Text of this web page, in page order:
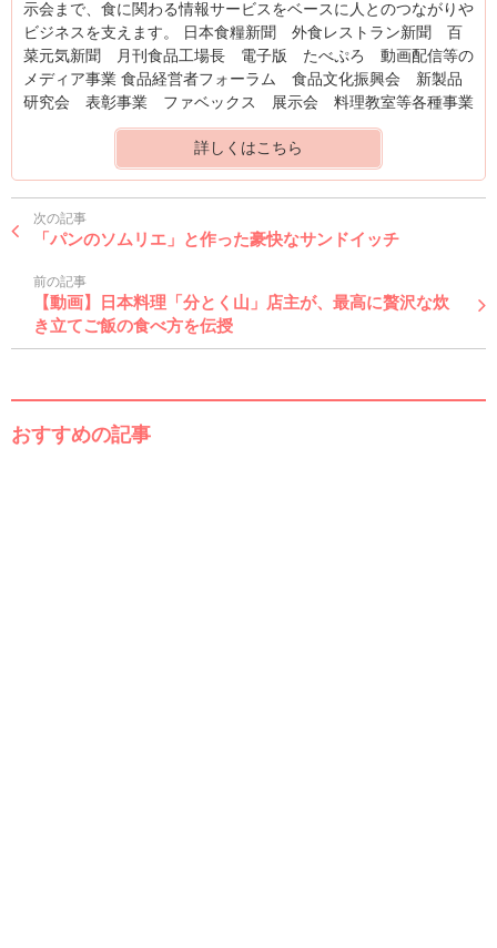
示会まで、食に関わる情報サービスをベースに人とのつながりや
ビジネスを支えます。 日本食糧新聞 外食レストラン新聞 百
菜元気新聞 月刊食品工場長 電子版 たべぷろ 動画配信等の
メディア事業 食品経営者フォーラム 食品文化振興会 新製品
研究会 表彰事業 ファベックス 展示会 料理教室等各種事業
詳しくはこちら
次の記事
「パンのソムリエ」と作った豪快なサンドイッチ
前の記事
【動画】日本料理「分とく山」店主が、最高に贅沢な炊
き立てご飯の食べ方を伝授
おすすめの記事